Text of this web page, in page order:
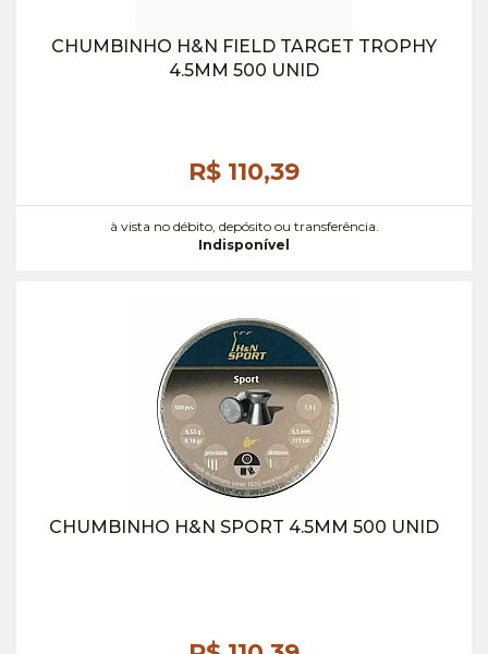
CHUMBINHO H&N FIELD TARGET TROPHY
4.5MM 500 UNID
R$ 110,39
à vista no débito, depósito ou transferência.
Indisponível
CHUMBINHO H&N SPORT 4.5MM 500 UNID